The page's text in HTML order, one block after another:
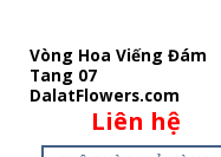
Vòng Hoa Viếng Đám
Tang 07
DalatFlowers.com
Liên hệ